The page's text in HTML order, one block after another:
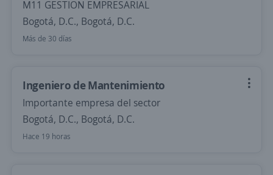
M11 GESTION EMPRESARIAL
Bogotá, D.C., Bogotá, D.C.
Más de 30 días
Ingeniero de Mantenimiento
Importante empresa del sector
Bogotá, D.C., Bogotá, D.C.
Hace 19 horas